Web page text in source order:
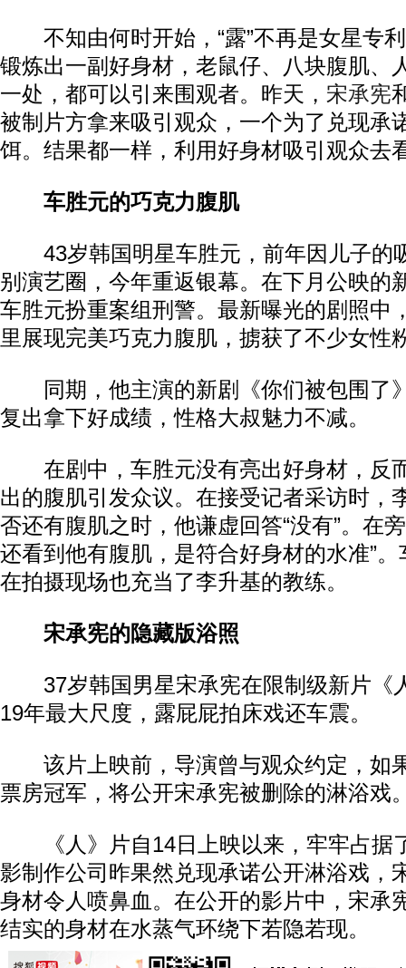
不知由何时开始，“露”不再是女星专
锻炼出一副好身材，老鼠仔、八块腹肌
一处，都可以引来围观者。昨天， 宋承宪
被制片方拿来吸引观众，一个为了兑现承
饵。结果都一样，利用好身材吸引观众去
车胜元的巧克力腹肌
43岁韩国明星车胜元，前年因儿子的
别演艺圈，今年重返银幕。在下月公映的
车胜元扮重案组刑警。最新曝光的剧照中
里展现完美巧克力腹肌，掳获了不少女性
同期，他主演的新剧《你们被包围了
复出拿下好成绩，性格大叔魅力不减。
在剧中，车胜元没有亮出好身材，反
出的腹肌引发众议。在接受记者采访时，
否还有腹肌之时，他谦虚回答“没有”。在
还看到他有腹肌，是符合好身材的水准”
在拍摄现场也充当了李升基的教练。
宋承宪的隐藏版浴照
37岁韩国男星宋承宪在限制级新片《
19年最大尺度，露屁屁拍床戏还车震。
该片上映前，导演曾与观众约定，如
票房冠军，将公开宋承宪被删除的淋浴戏
《人》片自14日上映以来，牢牢占据
影制作公司昨果然兑现承诺公开淋浴戏，
身材令人喷鼻血。在公开的影片中，宋承
结实的身材在水蒸气环绕下若隐若现。